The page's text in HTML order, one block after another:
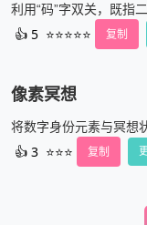
利用“码”字双关，既指
👍 5 ⭐⭐⭐⭐⭐ 复制
像素冥想
将数字身份元素与冥想
👍 3 ⭐⭐⭐ 复制